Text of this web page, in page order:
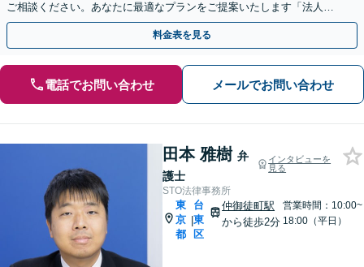
ご相談ください。あなたに最適なプランをご提案いたします「法人破
産にも強い弁護士」【休日・夜間対応】
料金表を見る
電話でお問い合わせ メールでお問い合わせ
田本 雅樹 弁
護士
インタビューを
見る
STO法律事務所
東
京
都
|
台
東
区
仲御徒町駅
から徒歩2分
営業時間：10:00~
18:00（平日）